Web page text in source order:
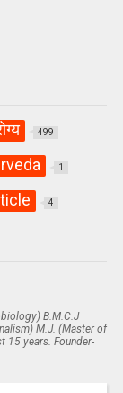
499
1
4
B.M.C.J
M.J. (Master of
15 years. Founder-